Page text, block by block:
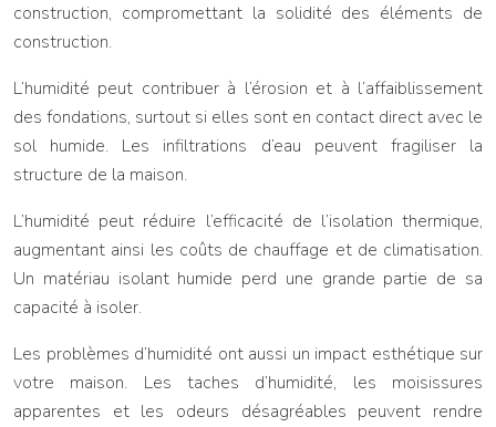
construction, compromettant la solidité des éléments de
construction.
L’humidité peut contribuer à l’érosion et à l’affaiblissement
des fondations, surtout si elles sont en contact direct avec le
sol humide. Les infiltrations d’eau peuvent fragiliser la
structure de la maison.
L’humidité peut réduire l’efficacité de l’isolation thermique,
augmentant ainsi les coûts de chauffage et de climatisation.
Un matériau isolant humide perd une grande partie de sa
capacité à isoler.
Les problèmes d’humidité ont aussi un impact esthétique sur
votre maison. Les taches d’humidité, les moisissures
apparentes et les odeurs désagréables peuvent rendre